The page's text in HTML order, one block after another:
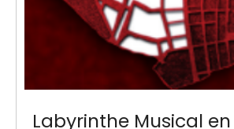
Labyrinthe Musical en